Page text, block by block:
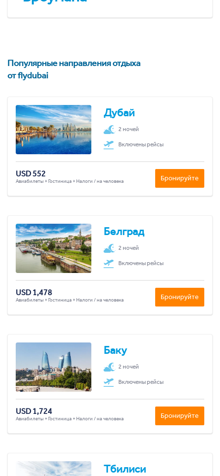
Популярные направления отдыха
от flydubai
Дубай
2 ночей
Включены рейсы
USD 552
Авиабилеты + Гостиница + Налоги / на человека Бронируйте
Белград
2 ночей
Включены рейсы
USD 1,478
Авиабилеты + Гостиница + Налоги / на человека Бронируйте
Баку
2 ночей
Включены рейсы
USD 1,724
Авиабилеты + Гостиница + Налоги / на человека Бронируйте
Тбилиси